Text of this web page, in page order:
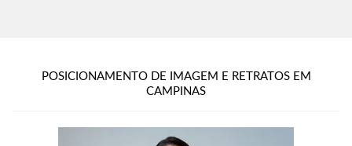
POSICIONAMENTO DE IMAGEM E RETRATOS EM
CAMPINAS